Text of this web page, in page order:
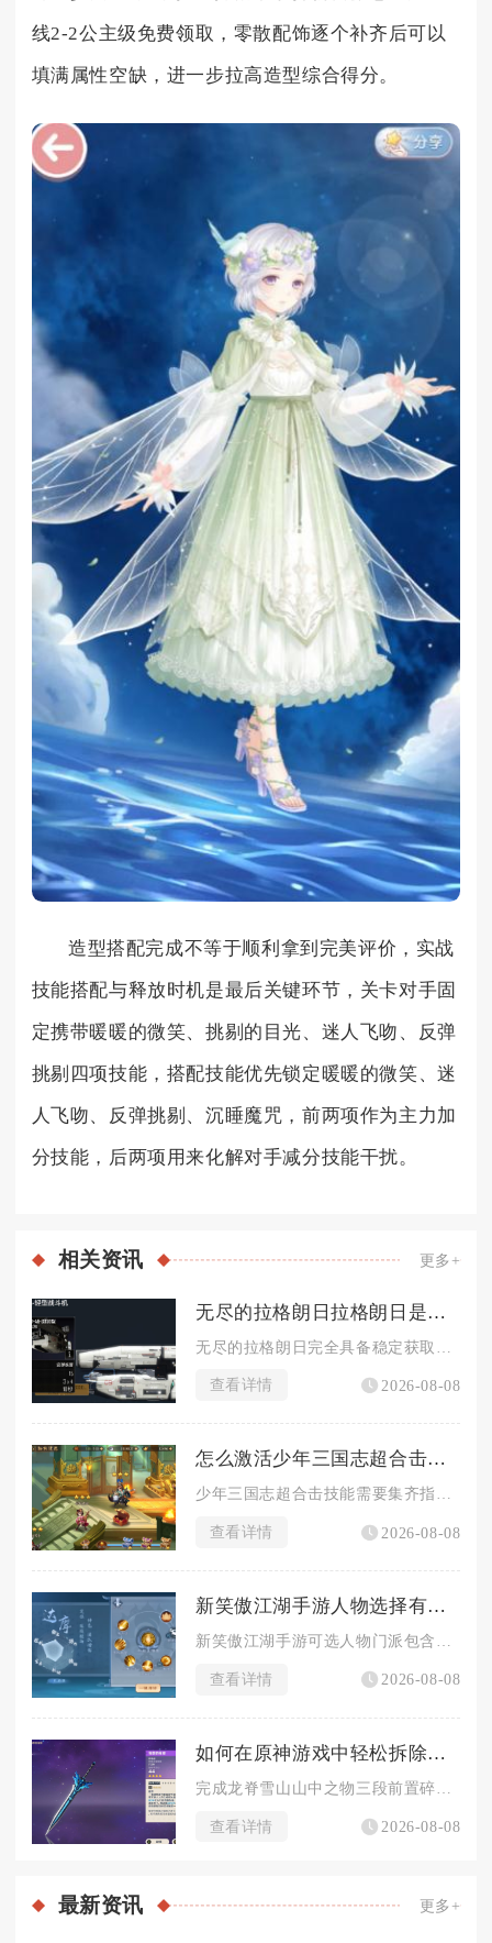
线2-2公主级免费领取，零散配饰逐个补齐后可以
填满属性空缺，进一步拉高造型综合得分。
造型搭配完成不等于顺利拿到完美评价，实战
技能搭配与释放时机是最后关键环节，关卡对手固
定携带暖暖的微笑、挑剔的目光、迷人飞吻、反弹
挑剔四项技能，搭配技能优先锁定暖暖的微笑、迷
人飞吻、反弹挑剔、沉睡魔咒，前两项作为主力加
分技能，后两项用来化解对手减分技能干扰。
相关资讯 更多+
无尽的拉格朗日拉格朗日是否有能力获取大量金属
查看详情 2026-08-08
怎么激活少年三国志超合击技能
少年三国志超合击技能需要集齐指定羁绊武将同时上阵，并且核心武...
查看详情 2026-08-08
新笑傲江湖手游人物选择有哪些
查看详情 2026-08-08
如何在原神游戏中轻松拆除寒天之钉
查看详情 2026-08-08
最新资讯 更多+